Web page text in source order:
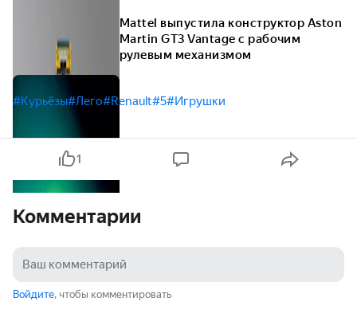
Mattel выпустила конструктор Aston
Martin GT3 Vantage с рабочим
рулевым механизмом
#Курьёзы#Лего#Renault#5#Игрушки
1
Комментарии
Войдите, чтобы комментировать